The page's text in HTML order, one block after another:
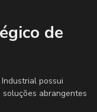
de
possui
abrangentes